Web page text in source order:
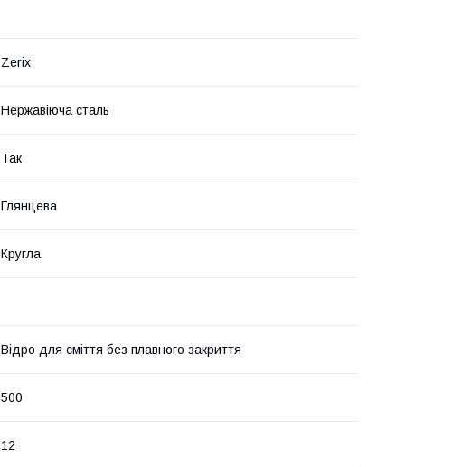
Zerix
Нержавіюча сталь
Так
Глянцева
Кругла
Відро для сміття без плавного закриття
500
12